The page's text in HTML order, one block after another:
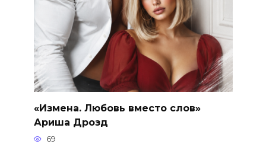
«Измена. Любовь вместо слов»
Ариша Дрозд
69